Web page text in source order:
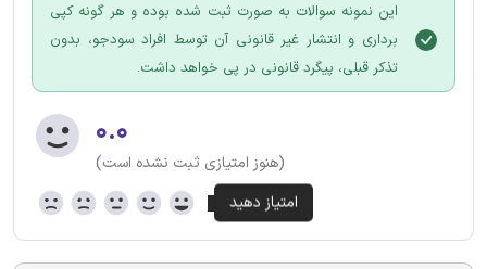
این نمونه سوالات به صورت ثبت شده بوده و هر گونه کپی
برداری و انتشار غیر قانونی آن توسط افراد سودجو، بدون
تذکر قبلی، پیگرد قانونی در پی خواهد داشت.
۰.۰
(هنوز امتیازی ثبت نشده است)